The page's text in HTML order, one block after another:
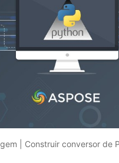
| Construir conversor de